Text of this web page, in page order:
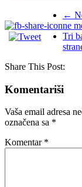
←
ne
Tri
Share This Post:
Komentariši
Vaša email adresa
označena sa *
Komentar *